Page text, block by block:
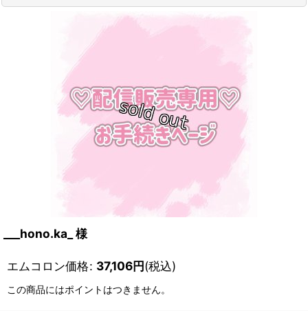
___hono.ka_ 様
エムコロン価格: 37,106円(税込)
この商品にはポイントはつきません。